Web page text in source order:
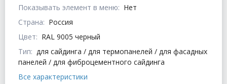
Показывать элемент в меню: Нет
Страна: Россия
Цвет: RAL 9005 черный
Тип: для сайдинга / для термопанелей / для фасадных
панелей / для фиброцементного сайдинга
Все характеристики